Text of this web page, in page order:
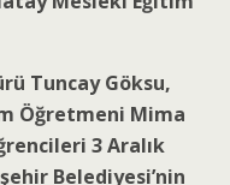
Tuncay Göksu,
Öğretmeni Mima
3 Aralık
Belediyesi’nin